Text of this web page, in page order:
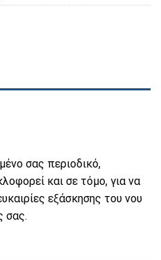
σας περιοδικό,
και σε τόμο, για να
εξάσκησης του νου
σας.